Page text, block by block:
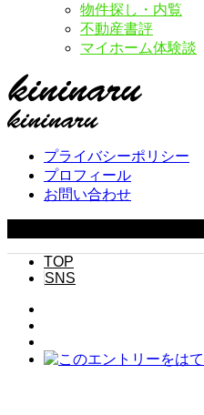
物件探し・内覧
不動産書評
マイホーム体験談
プライバシーポリシー
プロフィール
お問い合わせ
TOP
SNS